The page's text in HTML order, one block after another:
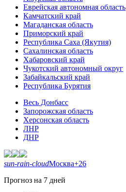
Еврейская автономная область
Камчатский край
Магаданская область
Приморский край
Республика Саха (Якутия)
Сахалинская область
Хабаровский край
Чукотский автономный округ
Забайкальский край
Республика Бурятия
Весь Донбасс
Запорожская область
Херсонская область
ЛНР
ДНР
sun-rain-cloudМосква+26
Прогноз на 7 дней